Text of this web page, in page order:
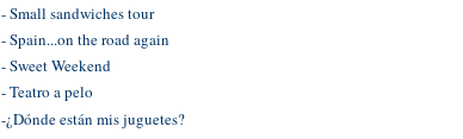
- Small sandwiches tour
- Spain...on the road again
- Sweet Weekend
- Teatro a pelo
-¿Dónde están mis juguetes?